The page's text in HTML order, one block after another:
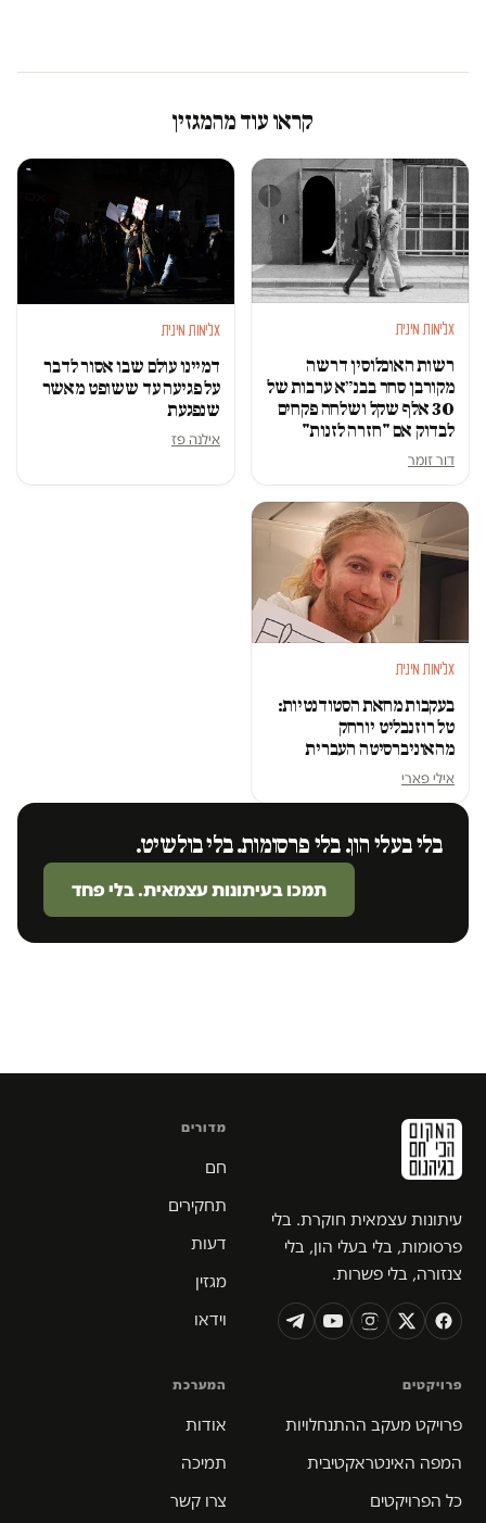
קראו עוד מהמגזין
אלימות מינית
רשות האוכלוסין דרשה
מקורבן סחר בבנ״א ערבות של
30 אלף שקל ושלחה פקחים
לבדוק אם "חזרה לזנות"
דור זומר
אלימות מינית
דמיינו עולם שבו אסור לדבר
על פגיעה עד ששופט מאשר
שנפגעת
אילנה פז
אלימות מינית
בעקבות מחאת הסטודנטיות:
טל רוזנבליט יורחק
מהאוניברסיטה העברית
אילי פארי
בלי בעלי הון. בלי פרסומות. בלי בולשיט.
תמכו בעיתונות עצמאית. בלי פחד
עיתונות עצמאית חוקרת. בלי
פרסומות, בלי בעלי הון, בלי
צנזורה, בלי פשרות.
מדורים
חם
תחקירים
דעות
מגזין
וידאו
פרויקטים
פרויקט מעקב ההתנחלויות
המפה האינטראקטיבית
כל הפרויקטים
המערכת
אודות
תמיכה
צרו קשר